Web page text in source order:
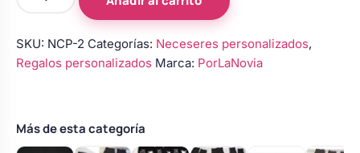
personalizado
SKU: NCP-2 Categorías: Neceseres personalizados,
Regalos personalizados Marca: PorLaNovia
Más de esta categoría